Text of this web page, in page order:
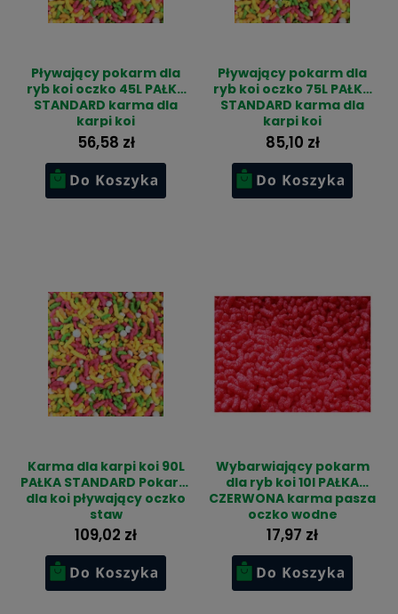
Pływający pokarm dla
ryb koi oczko 45L PAŁKA
STANDARD karma dla
karpi koi
56,58 zł
Pływający pokarm dla
ryb koi oczko 75L PAŁKA
STANDARD karma dla
karpi koi
85,10 zł
Karma dla karpi koi 90L
PAŁKA STANDARD Pokarm
dla koi pływający oczko
staw
109,02 zł
Wybarwiający pokarm
dla ryb koi 10l PAŁKA
CZERWONA karma pasza
oczko wodne
17,97 zł